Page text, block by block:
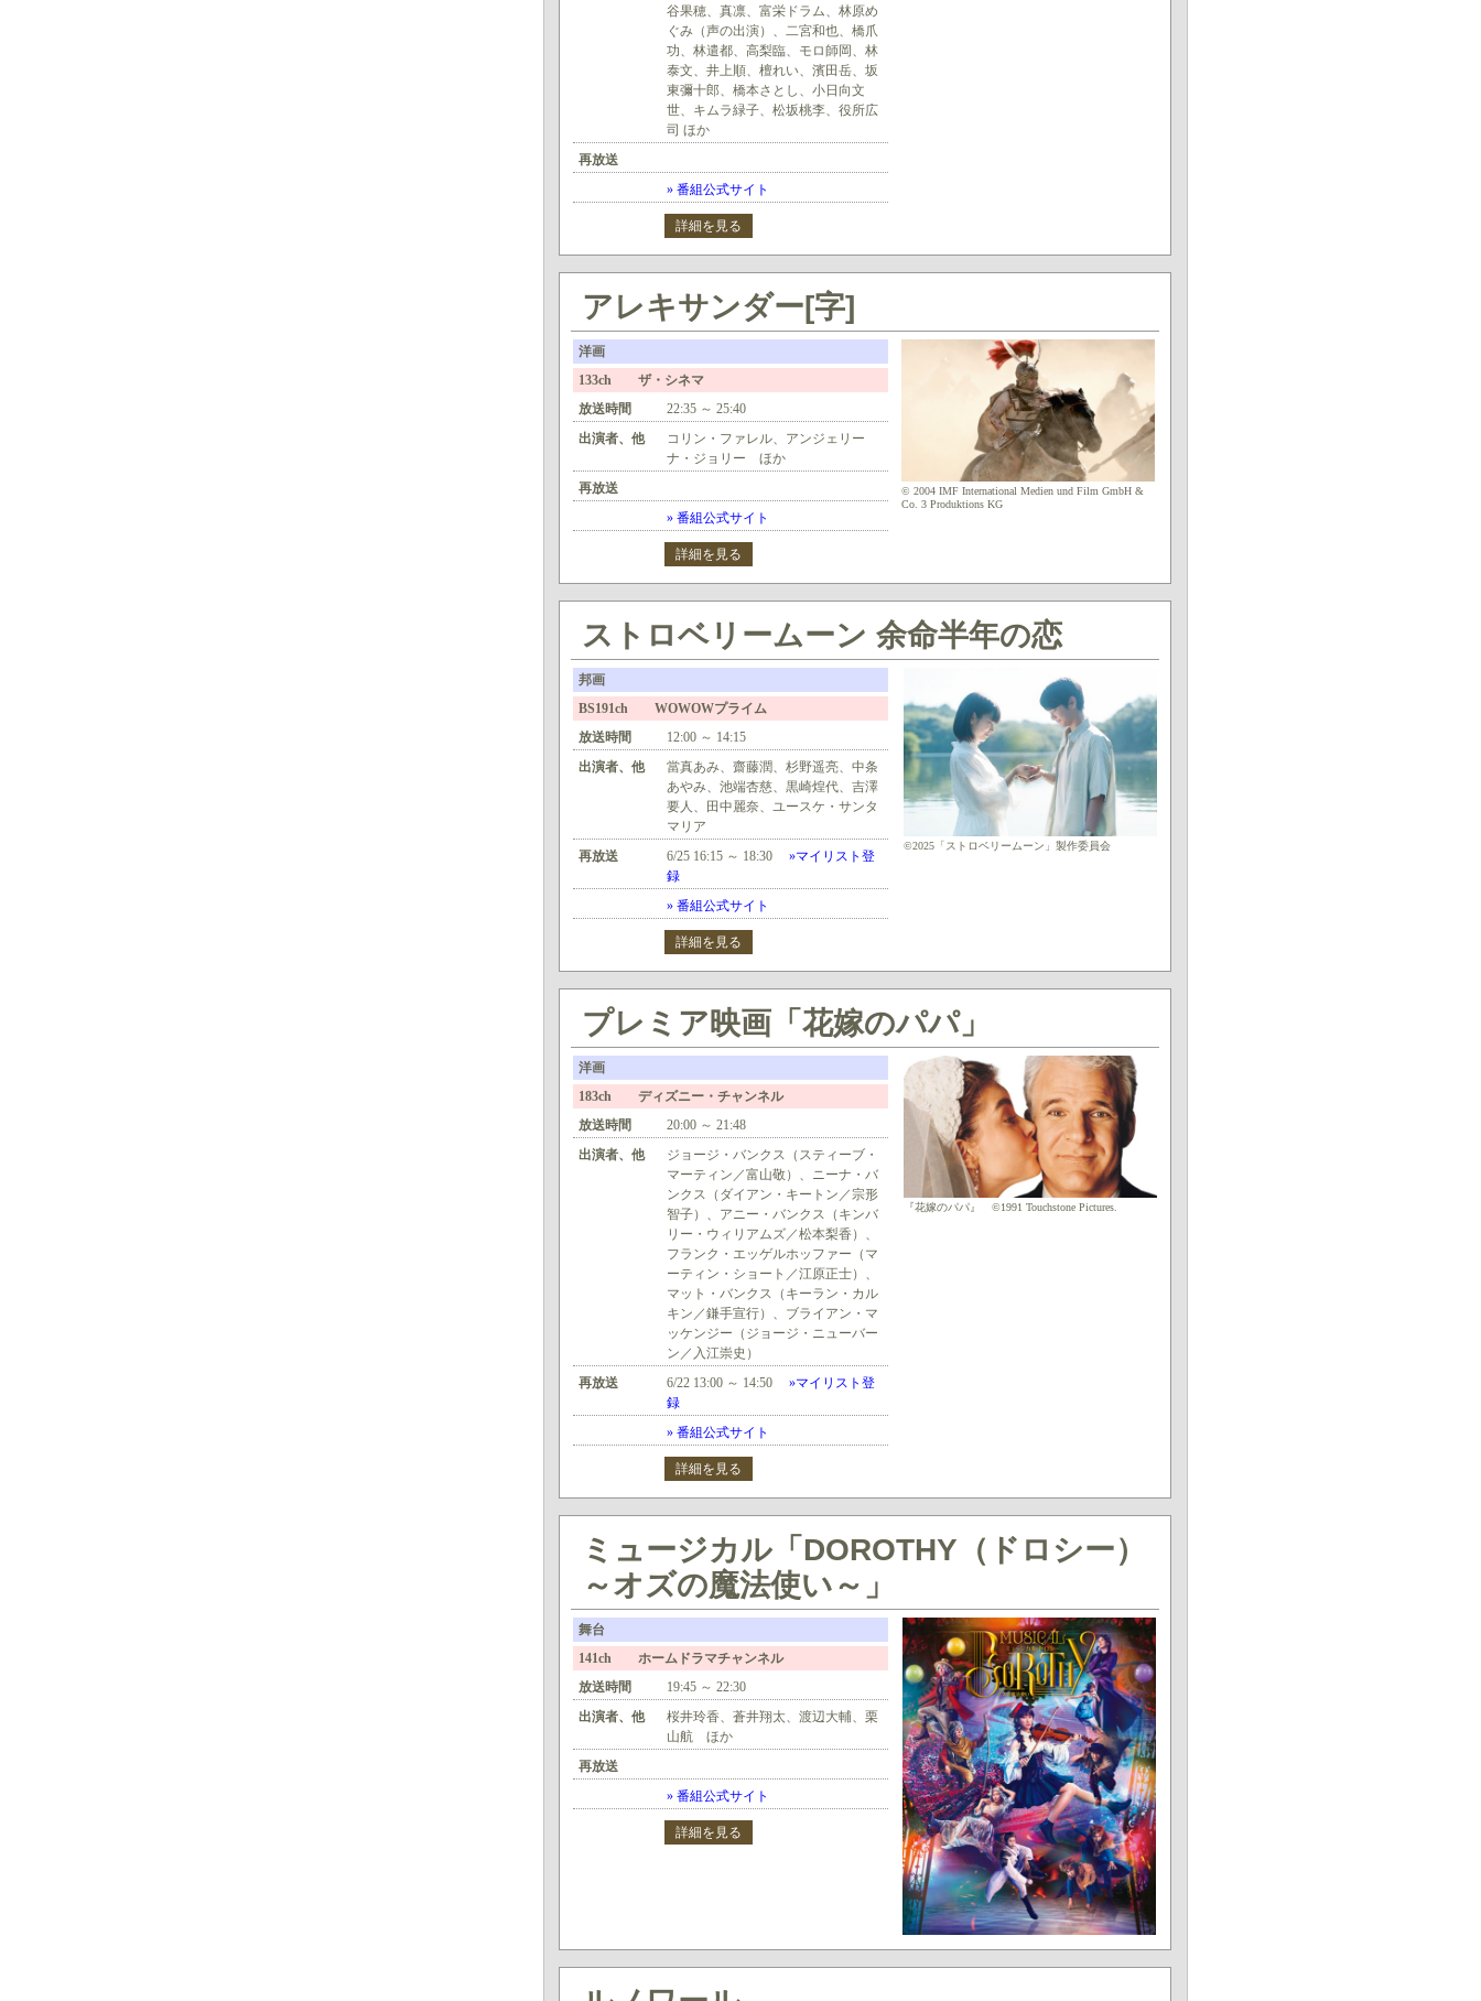
谷果穂、真凛、富栄ドラム、林原め
ぐみ（声の出演）、二宮和也、橋爪
功、林遣都、高梨臨、モロ師岡、林
泰文、井上順、檀れい、濱田岳、坂
東彌十郎、橋本さとし、小日向文
世、キムラ緑子、松坂桃李、役所広
司 ほか
再放送
» 番組公式サイト
詳細を見る
アレキサンダー[字]
洋画
133ch ザ・シネマ
放送時間
22:35 ～ 25:40
出演者、他
コリン・ファレル、アンジェリー
ナ・ジョリー ほか
再放送
» 番組公式サイト
詳細を見る
© 2004 IMF International Medien und Film GmbH &
Co. 3 Produktions KG
ストロベリームーン 余命半年の恋
邦画
BS191ch WOWOWプライム
放送時間
12:00 ～ 14:15
出演者、他
當真あみ、齋藤潤、杉野遥亮、中条
あやみ、池端杏慈、黒崎煌代、吉澤
要人、田中麗奈、ユースケ・サンタ
マリア
再放送
6/25 16:15 ～ 18:30
»マイリスト登
録
» 番組公式サイト
詳細を見る
©2025「ストロベリームーン」製作委員会
プレミア映画「花嫁のパパ」
洋画
183ch ディズニー・チャンネル
放送時間
20:00 ～ 21:48
出演者、他
ジョージ・バンクス（スティーブ・
マーティン／富山敬）、ニーナ・バ
ンクス（ダイアン・キートン／宗形
智子）、アニー・バンクス（キンバ
リー・ウィリアムズ／松本梨香）、
フランク・エッゲルホッファー（マ
ーティン・ショート／江原正士）、
マット・バンクス（キーラン・カル
キン／鎌手宣行）、ブライアン・マ
ッケンジー（ジョージ・ニューバー
ン／入江崇史）
再放送
6/22 13:00 ～ 14:50
»マイリスト登
録
» 番組公式サイト
詳細を見る
『花嫁のパパ』 ©1991 Touchstone Pictures.
ミュージカル「DOROTHY（ドロシー）
～オズの魔法使い～」
舞台
141ch ホームドラマチャンネル
放送時間
19:45 ～ 22:30
出演者、他
桜井玲香、蒼井翔太、渡辺大輔、栗
山航 ほか
再放送
» 番組公式サイト
詳細を見る